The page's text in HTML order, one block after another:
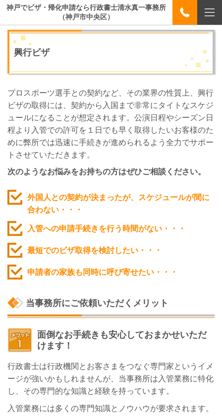
神戸でビザ・帰化申請なら行政書士清水真一事務所
（神戸市中央区）
興行ビザ
プロスポーツ選手との契約など、その業界の性質上、興行
ビザの取得には、契約から入国まで非常にタイトなスケジ
ュールになることが想定されます。公演日程やシーズン日
程より入管での許可を１日でも早く取得したいお客様のた
めに弊所では迅速に手続きが進められるよう全力でサポー
トさせていただきます。
次のようなお悩みをお持ちの方はぜひご相談ください。
外国人との契約が決まったが、スケジュールが間に
合わない・・・
入管への申請手続きを行う時間がない・・・
最短でのビザ取得を検討したい・・ ・
申請者の家族も同時に呼び寄せたい・・・
当事務所にご依頼いただくメリット
面倒なお手続きも安心しておまかせいただ
けます！
行政書士は行政機関とお客さまをつなぐ専門家というイメ
ージが強いかもしれませんが、当事務所は入管業務に特化
し、その専門的な知識と経験を持っています。
入管業務には多くの専門知識とノウハウが要求されます。